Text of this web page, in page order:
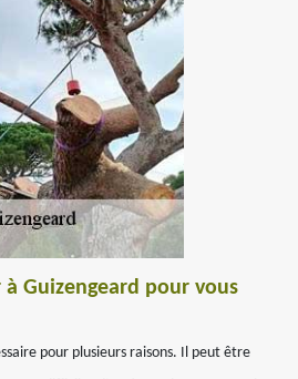
à Guizengeard pour vous
pour plusieurs raisons. Il peut être